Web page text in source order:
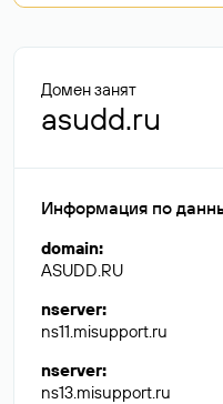
Домен занят
asudd.ru
Информация по
domain:
ASUDD.RU
nserver:
ns11.misupport.ru
nserver:
ns13.misupport.ru